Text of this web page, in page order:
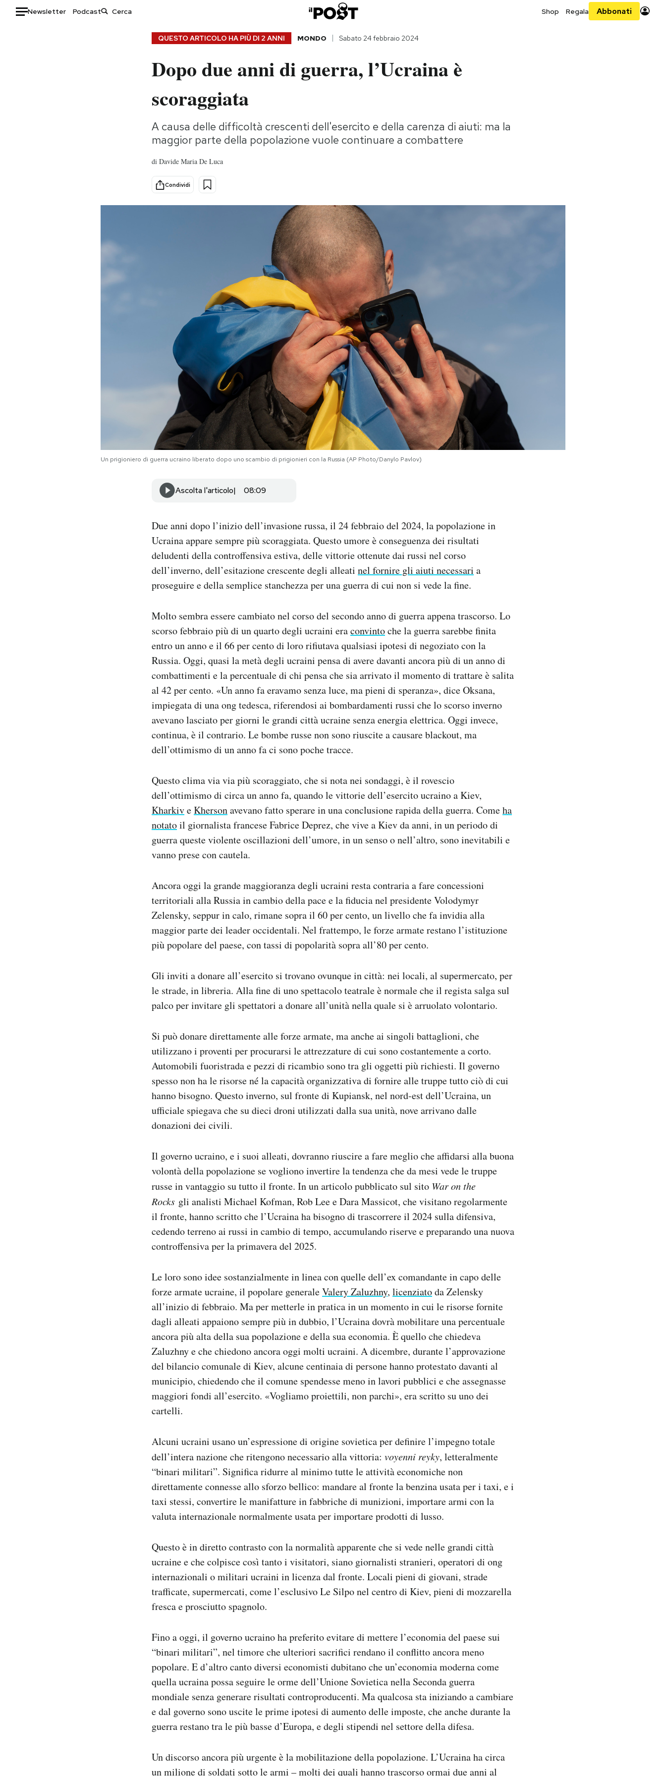
Newsletter Podcast Shop Regala Abbonati
Storie/Idee
Ok Boomer!
QUESTO ARTICOLO HA PIÙ DI 2 ANNI MONDO Sabato 24 febbraio 2024
Dopo due anni di guerra, l’Ucraina è
scoraggiata
A causa delle difficoltà crescenti dell'esercito e della carenza di aiuti: ma la
maggior parte della popolazione vuole continuare a combattere
di Davide Maria De Luca
Condividi
Un prigioniero di guerra ucraino liberato dopo uno scambio di prigionieri con la Russia (AP Photo/Danylo Pavlov)
Ascolta l'articolo 08:09
Due anni dopo l’inizio dell’invasione russa, il 24 febbraio del 2024, la popolazione in
Ucraina appare sempre più scoraggiata. Questo umore è conseguenza dei risultati
deludenti della controffensiva estiva, delle vittorie ottenute dai russi nel corso
dell’inverno, dell’esitazione crescente degli alleati nel fornire gli aiuti necessari a
proseguire e della semplice stanchezza per una guerra di cui non si vede la fine.
Molto sembra essere cambiato nel corso del secondo anno di guerra appena trascorso. Lo
scorso febbraio più di un quarto degli ucraini eraconvintoche la guerra sarebbe finita
entro un anno e il 66 per cento di loro rifiutava qualsiasi ipotesi di negoziato con la
Russia. Oggi, quasi la metà degli ucraini pensa di avere davanti ancora più di un anno di
combattimenti e la percentuale di chi pensa che sia arrivato il momento di trattare è salita
al 42 per cento. «Un anno fa eravamo senza luce, ma pieni di speranza», dice Oksana,
impiegata di una ong tedesca, riferendosi ai bombardamenti russi che lo scorso inverno
avevano lasciato per giorni le grandi città ucraine senza energia elettrica. Oggi invece,
continua, è il contrario. Le bombe russe non sono riuscite a causare blackout, ma
dell’ottimismo di un anno fa ci sono poche tracce.
Questo clima via via più scoraggiato, che si nota nei sondaggi, è il rovescio
dell’ottimismo di circa un anno fa, quando le vittorie dell’esercito ucraino a Kiev,
KharkiveKhersonavevano fatto sperare in una conclusione rapida della guerra. Comeha
notatoil giornalista francese Fabrice Deprez, che vive a Kiev da anni, in un periodo di
guerra queste violente oscillazioni dell’umore, in un senso o nell’altro, sono inevitabili e
vanno prese con cautela.
Ancora oggi la grande maggioranza degli ucraini resta contraria a fare concessioni
territoriali alla Russia in cambio della pace e la fiducia nel presidente Volodymyr
Zelensky, seppur in calo, rimane sopra il 60 per cento, un livello che fa invidia alla
maggior parte dei leader occidentali. Nel frattempo, le forze armate restano l’istituzione
più popolare del paese, con tassi di popolarità sopra all’80 per cento.
Gli inviti a donare all’esercito si trovano ovunque in città: nei locali, al supermercato, per
le strade, in libreria. Alla fine di uno spettacolo teatrale è normale che il regista salga sul
palco per invitare gli spettatori a donare all’unità nella quale si è arruolato volontario.
Si può donare direttamente alle forze armate, ma anche ai singoli battaglioni, che
utilizzano i proventi per procurarsi le attrezzature di cui sono costantemente a corto.
Automobili fuoristrada e pezzi di ricambio sono tra gli oggetti più richiesti. Il governo
spesso non ha le risorse né la capacità organizzativa di fornire alle truppe tutto ciò di cui
hanno bisogno. Questo inverno, sul fronte di Kupiansk, nel nord-est dell’Ucraina, un
ufficiale spiegava che su dieci droni utilizzati dalla sua unità, nove arrivano dalle
donazioni dei civili.
Il governo ucraino, e i suoi alleati, dovranno riuscire a fare meglio che affidarsi alla buona
volontà della popolazione se vogliono invertire la tendenza che da mesi vede le truppe
russe in vantaggio su tutto il fronte. In un articolo pubblicato sul sito War on the
Rocks gli analisti Michael Kofman, Rob Lee e Dara Massicot, che visitano regolarmente
il fronte, hanno scritto che l’Ucraina ha bisogno di trascorrere il 2024 sulla difensiva,
cedendo terreno ai russi in cambio di tempo, accumulando riserve e preparando una nuova
controffensiva per la primavera del 2025.
Le loro sono idee sostanzialmente in linea con quelle dell’ex comandante in capo delle
forze armate ucraine, il popolare generaleValery Zaluzhny, licenziatoda Zelensky
all’inizio di febbraio. Ma per metterle in pratica in un momento in cui le risorse fornite
dagli alleati appaiono sempre più in dubbio, l’Ucraina dovrà mobilitare una percentuale
ancora più alta della sua popolazione e della sua economia. È quello che chiedeva
Zaluzhny e che chiedono ancora oggi molti ucraini. A dicembre, durante l’approvazione
del bilancio comunale di Kiev, alcune centinaia di persone hanno protestato davanti al
municipio, chiedendo che il comune spendesse meno in lavori pubblici e che assegnasse
maggiori fondi all’esercito. «Vogliamo proiettili, non parchi», era scritto su uno dei
cartelli.
Alcuni ucraini usano un’espressione di origine sovietica per definire l’impegno totale
dell’intera nazione che ritengono necessario alla vittoria: voyenni reyky, letteralmente
“binari militari”. Significa ridurre al minimo tutte le attività economiche non
direttamente connesse allo sforzo bellico: mandare al fronte la benzina usata per i taxi, e i
taxi stessi, convertire le manifatture in fabbriche di munizioni, importare armi con la
valuta internazionale normalmente usata per importare prodotti di lusso.
Questo è in diretto contrasto con la normalità apparente che si vede nelle grandi città
ucraine e che colpisce così tanto i visitatori, siano giornalisti stranieri, operatori di ong
internazionali o militari ucraini in licenza dal fronte. Locali pieni di giovani, strade
trafficate, supermercati, come l’esclusivo Le Silpo nel centro di Kiev, pieni di mozzarella
fresca e prosciutto spagnolo.
Fino a oggi, il governo ucraino ha preferito evitare di mettere l’economia del paese sui
“binari militari”, nel timore che ulteriori sacrifici rendano il conflitto ancora meno
popolare. E d’altro canto diversi economisti dubitano che un’economia moderna come
quella ucraina possa seguire le orme dell’Unione Sovietica nella Seconda guerra
mondiale senza generare risultati controproducenti. Ma qualcosa sta iniziando a cambiare
e dal governo sono uscite le prime ipotesi di aumento delle imposte, che anche durante la
guerra restano tra le più basse d’Europa, e degli stipendi nel settore della difesa.
Un discorso ancora più urgente è la mobilitazione della popolazione. L’Ucraina ha circa
un milione di soldati sotto le armi – molti dei quali hanno trascorso ormai due anni al